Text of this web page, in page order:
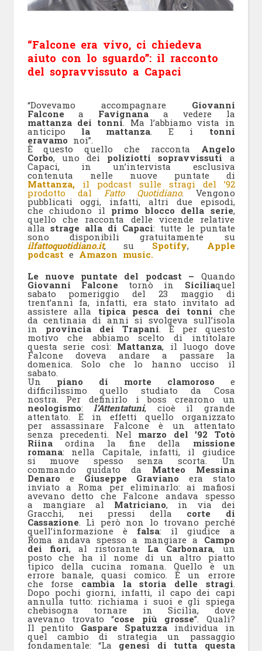
“Falcone era vivo, ci chiedeva
aiuto con lo sguardo”: il racconto
del sopravvissuto a Capaci
“Dovevamo accompagnare Giovanni
Falcone a Favignana a vedere la
mattanza dei tonni. Ma l’abbiamo vista in
anticipo la mattanza . E i tonni
eravamo noi”.
È questo quello che racconta Angelo
Corbo, uno dei poliziotti sopravvissuti a
Capaci, in un’intervista esclusiva
contenuta nelle nuove puntate di
Mattanza,il podcast sulle stragi del ’92
prodotto dal Fatto Quotidiano. Vengono
pubblicati oggi, infatti, altri due episodi,
che chiudono il primo blocco della serie,
quello che racconta delle vicende relative
alla strage alla di Capaci: tutte le puntate
sono disponibili gratuitamente su
ilfattoquotidiano.it, su Spotify, Apple
podcast e Amazon music.
Le nuove puntate del podcast –
Quando
Giovanni Falcone tornò in Siciliaquel
sabato pomeriggio del 23 maggio di
trent’anni fa, infatti, era stato invitato ad
assistere alla tipica pesca dei tonni che
da centinaia di anni si svolgeva sull’isola
in provincia dei Trapani. È per questo
motivo che abbiamo scelto di intitolare
questa serie così: Mattanza, il luogo dove
Falcone doveva andare a passare la
domenica. Solo che lo hanno ucciso il
sabato.
Un piano di morte clamoroso e
difficilissimo quello studiato da Cosa
nostra. Per definirlo i boss crearono un
neologismo: l’Attentatuni, cioè il grande
attentato. E in effetti quello organizzato
per assassinare Falcone è un attentato
senza precedenti. Nel marzo del ’92 Totò
Riinaordina la fine della missione
romana: nella Capitale, infatti, il giudice
si muove spesso senza scorta. Un
commando guidato da Matteo Messina
Denaro e Giuseppe Graviano era stato
inviato a Roma per eliminarlo: ai mafiosi
avevano detto che Falcone andava spesso
a mangiare al Matriciano, in via dei
Gracchi, nei pressi della corte di
Cassazione. Lì però non lo trovano perché
quell’informazione è falsa: il giudice a
Roma andava spesso a mangiare a Campo
dei fiori, al ristorante La Carbonara, un
posto che ha il nome di un altro piatto
tipico della cucina romana. Quello è un
errore banale, quasi comico. È un errore
che forse cambia la storia delle stragi.
Dopo pochi giorni, infatti, il capo dei capi
annulla tutto: richiama i suoi e gli spiega
chebisogna tornare in Sicilia, dove
avevano trovato “cose più grosse”. Quali?
Il pentito Gaspare Spatuzzaindividua in
quel cambio di strategia un passaggio
fondamentale: “La genesi di tutta questa